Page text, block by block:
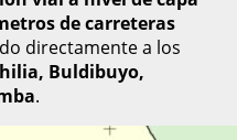
de carreteras
directamente a los
Buldibuyo,
.